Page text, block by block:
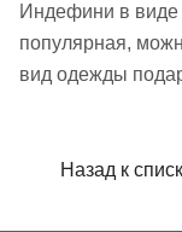
Индефини в виде
популярная,
вид одежды
Назад к